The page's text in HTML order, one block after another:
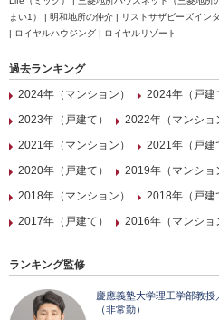
まい1） | 明和地所の仲介 | リストサザビーズイン
| ロイヤルハウジング | ロイヤルリゾート
過去ランキング
2024年（マンション）
2024年（戸建
2023年（戸建て）
2022年（マンショ
2021年（マンション）
2021年（戸建
2020年（戸建て）
2019年（マンショ
2018年（マンション）
2018年（戸建
2017年（戸建て）
2016年（マンショ
ランキング監修
慶應義塾大学理工学部教
（非常勤）